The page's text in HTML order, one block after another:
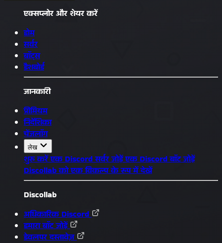
एक्सप्लोर और शेयर करें
होम
सर्वर
बॉट्स
डैशबोर्ड
जानकारी
प्रीमियम
निर्देशिका
चेंजलॉग
लेख
शुरू करेंएक Discord सर्वर जोड़ेंएक Discord बॉट जोड़ें
Discollab को एक विकल्प के रूप में देखें
Discollab
अधिकारिक Discord
हमारा बॉट जोड़ें
डेवलपर दस्तावेज़